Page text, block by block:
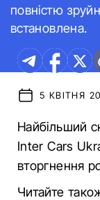
повністю
встановлена.
5 КВІТНЯ
Найбільший
Inter Cars
вторгнення
Читайте